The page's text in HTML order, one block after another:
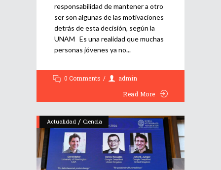
responsabilidad de mantener a otro
ser son algunas de las motivaciones
detrás de esta decisión, según la
UNAM Es una realidad que muchas
personas jóvenes ya no
0 Comments
admin
Read More
Actualidad / Ciencia